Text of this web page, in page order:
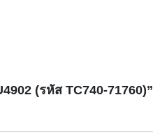
(รหัส TC740-71760)”